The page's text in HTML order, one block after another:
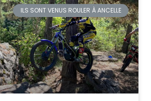
ILS SONT VENUS ROULER À ANCELLE